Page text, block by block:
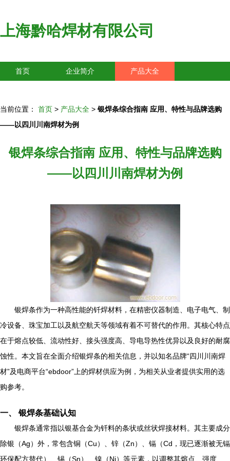
上海黔哈焊材有限公司
首页 企业简介 产品大全
当前位置： 首页 > 产品大全 > 银焊条综合指南 应用、特性与品牌选购
——以四川川南焊材为例
银焊条综合指南 应用、特性与品牌选购
——以四川川南焊材为例
银焊条作为一种高性能的钎焊材料，在精密仪器制造、电子电气、制
冷设备、珠宝加工以及航空航天等领域有着不可替代的作用。其核心特点
在于熔点较低、流动性好、接头强度高、导电导热性优异以及良好的耐腐
蚀性。本文旨在全面介绍银焊条的相关信息，并以知名品牌“四川川南焊
材”及电商平台“ebdoor”上的焊材供应为例，为相关从业者提供实用的选
购参考。
一、 银焊条基础认知
银焊条通常指以银基合金为钎料的条状或丝状焊接材料。其主要成分
除银（Ag）外，常包含铜（Cu）、锌（Zn）、镉（Cd，现已逐渐被无镉
环保配方替代）、锡（Sn）、镍（Ni）等元素，以调整其熔点、强度、